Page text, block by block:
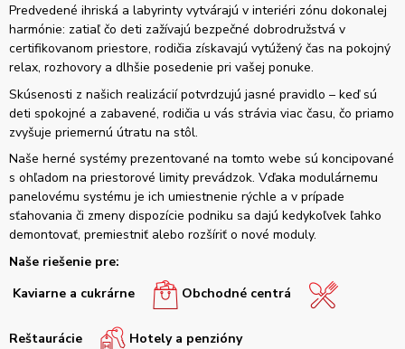
Predvedené ihriská a labyrinty vytvárajú v interiéri zónu dokonalej
harmónie: zatiaľ čo deti zažívajú bezpečné dobrodružstvá v
certifikovanom priestore, rodičia získavajú vytúžený čas na pokojný
relax, rozhovory a dlhšie posedenie pri vašej ponuke.
Skúsenosti z našich realizácií potvrdzujú jasné pravidlo – keď sú
deti spokojné a zabavené, rodičia u vás strávia viac času, čo priamo
zvyšuje priemernú útratu na stôl.
Naše herné systémy prezentované na tomto webe sú koncipované
s ohľadom na priestorové limity prevádzok. Vďaka modulárnemu
panelovému systému je ich umiestnenie rýchle a v prípade
sťahovania či zmeny dispozície podniku sa dajú kedykoľvek ľahko
demontovať, premiestniť alebo rozšíriť o nové moduly.
Naše riešenie pre:
Kaviarne a cukrárne
Obchodné centrá
Reštaurácie Hotely a penzióny